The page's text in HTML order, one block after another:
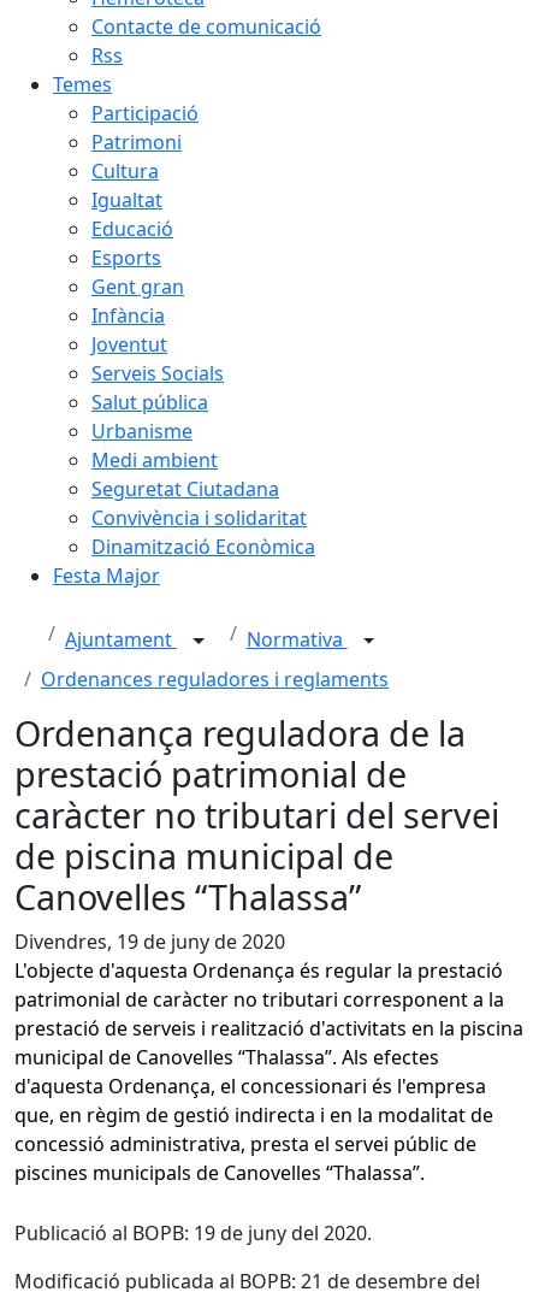
Contacte de comunicació
Rss
Temes
Participació
Patrimoni
Cultura
Igualtat
Educació
Esports
Gent gran
Infància
Joventut
Serveis Socials
Salut pública
Urbanisme
Medi ambient
Seguretat Ciutadana
Convivència i solidaritat
Dinamització Econòmica
Festa Major
Ajuntament
Normativa
Ordenances reguladores i reglaments
Ordenança reguladora de la
prestació patrimonial de
caràcter no tributari del servei
de piscina municipal de
Canovelles “Thalassa”
Divendres, 19 de juny de 2020
L'objecte d'aquesta Ordenança és regular la prestació
patrimonial de caràcter no tributari corresponent a la
prestació de serveis i realització d'activitats en la piscina
municipal de Canovelles “Thalassa”. Als efectes
d'aquesta Ordenança, el concessionari és l'empresa
que, en règim de gestió indirecta i en la modalitat de
concessió administrativa, presta el servei públic de
piscines municipals de Canovelles “Thalassa”.
Publicació al BOPB: 19 de juny del 2020.
Modificació publicada al BOPB: 21 de desembre del